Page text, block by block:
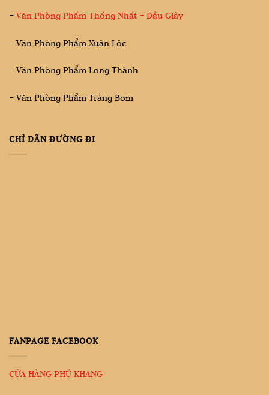
–Văn Phòng Phẩm Thống Nhất – Dầu Giây
– Văn Phòng Phẩm Xuân Lộc
– Văn Phòng Phẩm Long Thành
– Văn Phòng Phẩm Trảng Bom
CHỈ DẪN ĐƯỜNG ĐI
FANPAGE FACEBOOK
CỬA HÀNG PHÚ KHANG